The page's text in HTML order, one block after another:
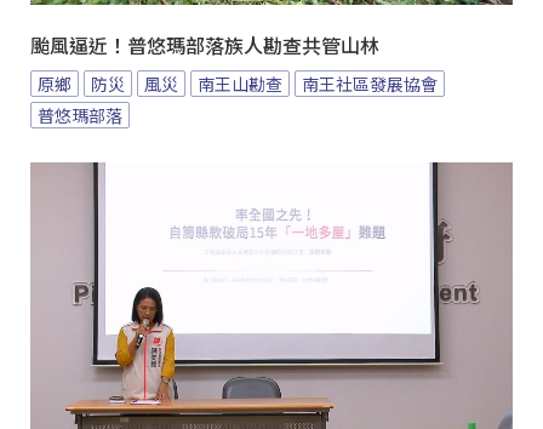
颱風逼近！普悠瑪部落族人勘查共管山林
原鄉 防災 風災 南王山勘查
南王社區發展協會
普悠瑪部落